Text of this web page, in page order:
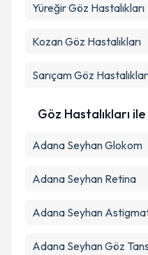
YüreğirGöz Hastalıkları
KozanGöz Hastalıkları
SarıçamGöz
Göz Hastalıkları
Adana Seyhan Glokom
Adana Seyhan Retina
Adana Seyhan
Adana Seyhan Göz